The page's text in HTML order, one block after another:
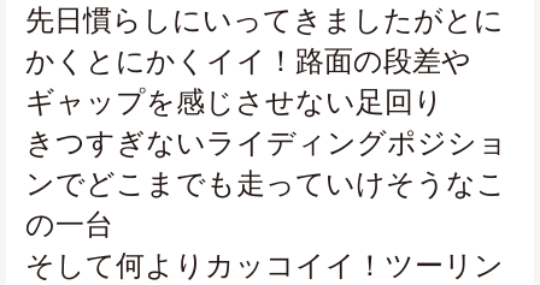
先日慣らしにいってきましたがとに
かくとにかくイイ！路面の段差や
ギャップを感じさせない足回り
きつすぎないライディングポジショ
ンでどこまでも走っていけそうなこ
の一台
そして何よりカッコイイ！ツーリン